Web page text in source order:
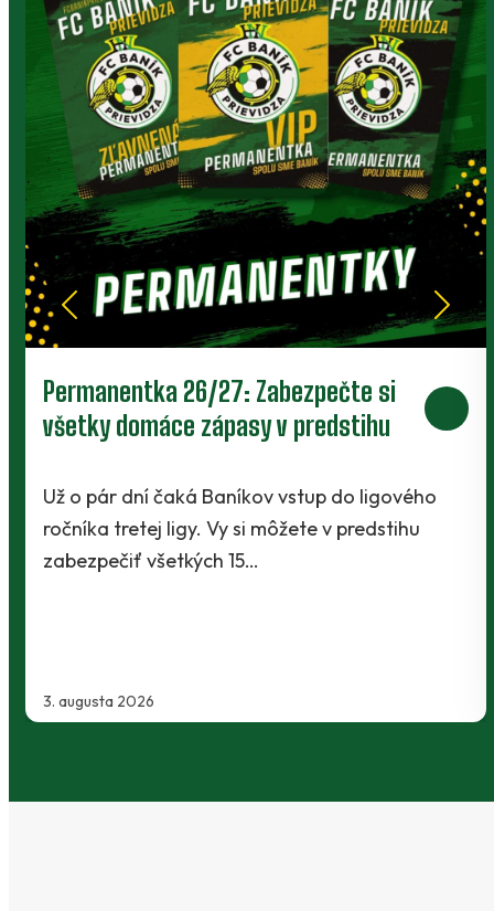
Prievidza postúpila do 2. kola
V Kanianke rozhodol z penalty v
Baníci vstúpili do ostrej sezóny
Slovnaft Cupu, keď vycestovali do